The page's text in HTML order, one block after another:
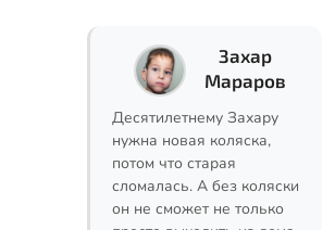
Захар
Мараров
Десятилетнему Захару
нужна новая коляска,
потом что старая
сломалась. А без коляски
он не сможет не только